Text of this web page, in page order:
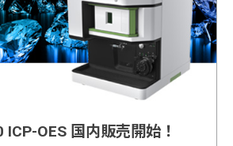
OES 国内販売開始！